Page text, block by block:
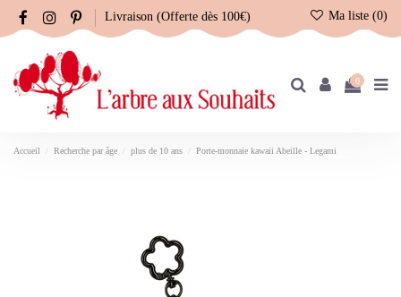
Livraison (Offerte dès 100€) Ma liste (0)
0
Accueil Recherche par âge plus de 10 ans Porte-monnaie kawaii Abeille - Legami